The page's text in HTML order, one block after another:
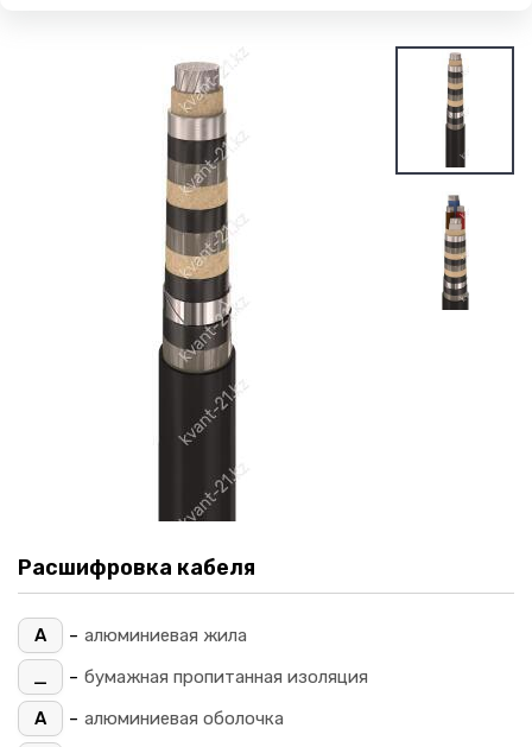
Расшифровка кабеля
А - алюминиевая жила
_
- бумажная пропитанная изоляция
А
- алюминиевая оболочка